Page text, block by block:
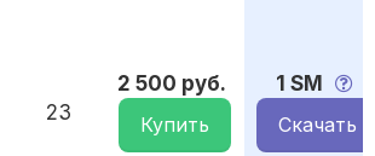
23
2 500 руб.
Купить
1 SM
Скачать